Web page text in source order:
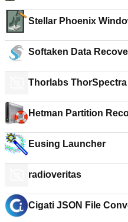
Stellar Phoenix
Softaken Data
Thorlabs
Hetman Partition
Eusing Launcher
radioveritas
Cigati JSON File